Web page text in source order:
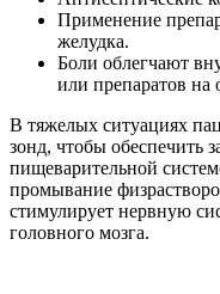
Применение
желудка.
Боли облегчают
или препаратов на
В тяжелых ситуациях
зонд, чтобы обеспечить
пищеварительной
промывание
стимулирует нервную
головного мозга.